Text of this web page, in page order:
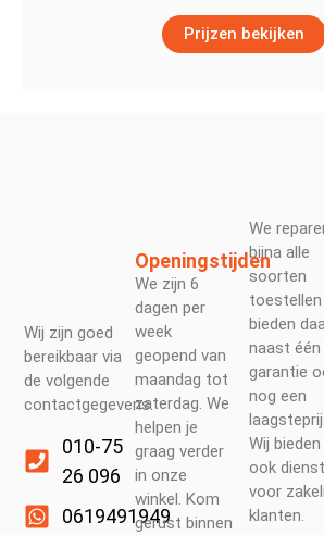
Prijzen bekijken
Wij zijn goed
bereikbaar via
de volgende
contactgegevens.
010-75
26 096
0619491949
We
bijna alle
soorten
toestellen
bieden
naast één
garantie
nog een
Wij bieden
ook
voor
klanten.
Openingstijden
We zijn 6
dagen per
week
geopend van
maandag tot
zaterdag. We
helpen je
graag verder
in onze
winkel. Kom
gerust binnen